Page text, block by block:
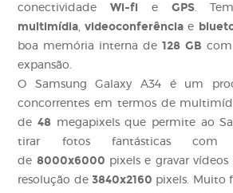
conectividadeWi-fi e GPS.
multimídia,videoconferência e
boa memória interna de128 GB
expansão.
O Samsung Galaxy A34 é um
concorrentes em termos de
de48 megapixels que permite ao
tirar fotos fantásticas com
de 8000x6000 pixels e gravar vídeos
resolução de3840x2160 pixels. Muito